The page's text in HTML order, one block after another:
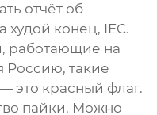
отчёт об
худой конец, IEC.
работающие на
Россию, такие
это красный флаг.
пайки. Можно